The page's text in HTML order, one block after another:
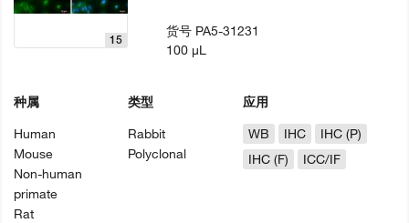
15
种属
Human
Mouse
Non-human
primate
Rat
类型
Rabbit
Polyclonal
应用
WB
IHC
IHC (P)
IHC (F)
ICC/IF
货号 PA5-31231
100 µL